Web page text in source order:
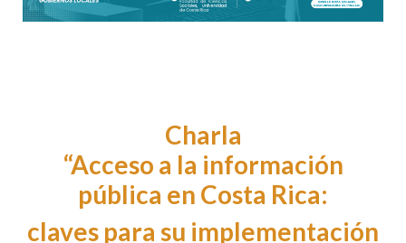
Charla
“Acceso a la información
pública en Costa Rica:
claves para su implementación